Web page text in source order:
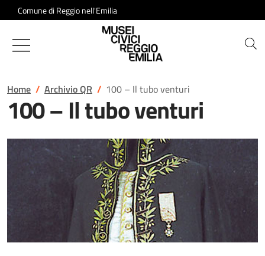
Salta al contenuto
Comune di Reggio nell'Emilia
Musei Civici di Reggio Emilia
Home Archivio QR 100 – Il tubo venturi
100 – Il tubo venturi